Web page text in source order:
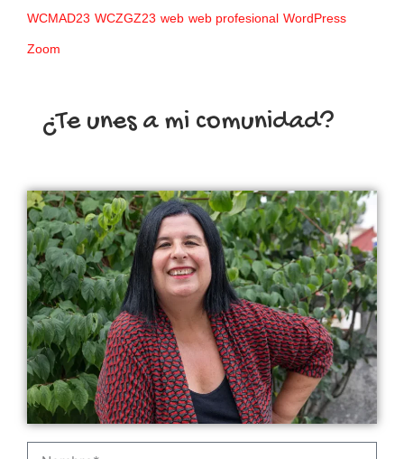
WCMAD23 WCZGZ23 web web profesional WordPress
Zoom
¿Te unes a mi comunidad?